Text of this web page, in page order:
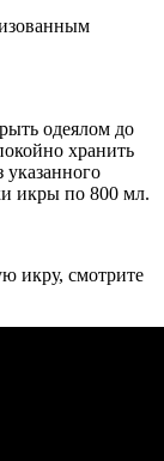
одеялом до
хранить
икры по 800 мл.
икру, смотрите